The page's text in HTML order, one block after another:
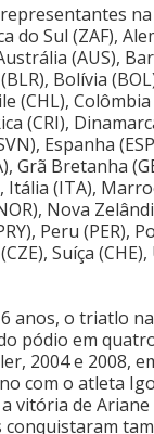
do Sul (ZAF),
(AUS),
Bolívia
(CHL),
(CRI),
Espanha
Grã Bretanha
Itália (ITA),
Nova
Peru (PER),
Suíça
anos, o triatlo
pódio em
2004 e 2008,
com o atleta
vitória de